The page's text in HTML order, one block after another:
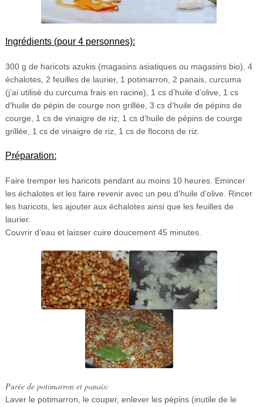
Ingrédients (pour 4 personnes):
300 g de haricots azukis (magasins asiatiques ou magasins bio), 4
échalotes, 2 feuilles de laurier, 1 potimarron, 2 panais, curcuma
(j’ai utilisé du curcuma frais en racine), 1 cs d’huile d’olive, 1 cs
d’huile de pépin de courge non grillée, 3 cs d’huile de pépins de
courge, 1 cs de vinaigre de riz, 1 cs d’huile de pépins de courge
grillée, 1 cs de vinaigre de riz, 1 cs de flocons de riz.
Préparation:
Faire tremper les haricots pendant au moins 10 heures. Emincer
les échalotes et les faire revenir avec un peu d’huile d’olive. Rincer
les haricots, les ajouter aux échalotes ainsi que les feuilles de
laurier.
Couvrir d’eau et laisser cuire doucement 45 minutes.
Purée de potimarron et panais:
Laver le potimarron, le couper, enlever les pépins (inutile de le